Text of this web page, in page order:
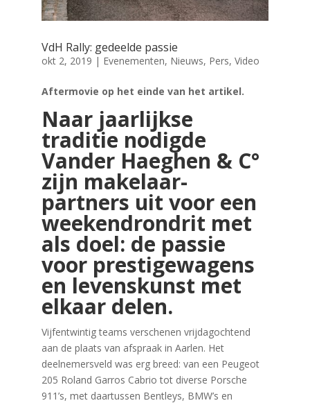
VdH Rally: gedeelde passie
okt 2, 2019 | Evenementen, Nieuws, Pers, Video
Aftermovie op het einde van het artikel.
Naar jaarlijkse
traditie nodigde
Vander Haeghen & C°
zijn makelaar-
partners uit voor een
weekendrondrit met
als doel: de passie
voor prestigewagens
en levenskunst met
elkaar delen.
Vijfentwintig teams verschenen vrijdagochtend
aan de plaats van afspraak in Aarlen. Het
deelnemersveld was erg breed: van een Peugeot
205 Roland Garros Cabrio tot diverse Porsche
911’s, met daartussen Bentleys, BMW’s en